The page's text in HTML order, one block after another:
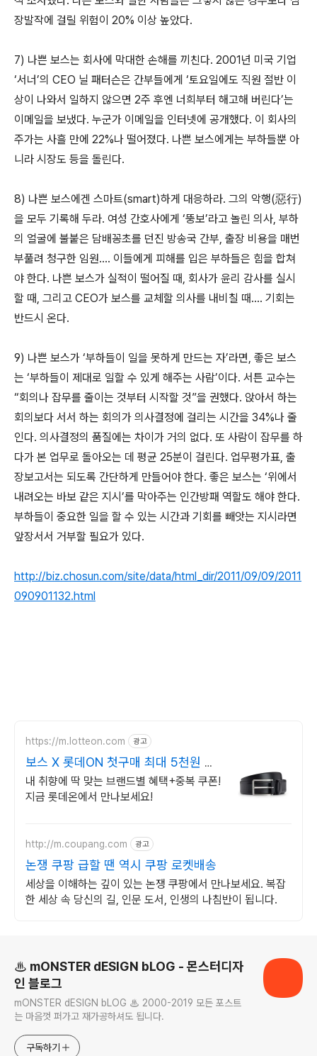
장발작에 걸릴 위험이 20% 이상 높았다.
7) 나쁜 보스는 회사에 막대한 손해를 끼친다. 2001년 미국 기업
‘서너’의 CEO 닐 패터슨은 간부들에게 ‘토요일에도 직원 절반 이
상이 나와서 일하지 않으면 2주 후엔 너희부터 해고해 버린다’는
이메일을 보냈다. 누군가 이메일을 인터넷에 공개했다. 이 회사의
주가는 사흘 만에 22%나 떨어졌다. 나쁜 보스에게는 부하들뿐 아
니라 시장도 등을 돌린다.
8) 나쁜 보스에겐 스마트(smart)하게 대응하라. 그의 악행(惡行)
을 모두 기록해 두라. 여성 간호사에게 ‘뚱보’라고 놀린 의사, 부하
의 얼굴에 불붙은 담배꽁초를 던진 방송국 간부, 출장 비용을 매번
부풀려 청구한 임원…. 이들에게 피해를 입은 부하들은 힘을 합쳐
야 한다. 나쁜 보스가 실적이 떨어질 때, 회사가 윤리 감사를 실시
할 때, 그리고 CEO가 보스를 교체할 의사를 내비칠 때…. 기회는
반드시 온다.
9) 나쁜 보스가 ‘부하들이 일을 못하게 만드는 자’라면, 좋은 보스
는 ‘부하들이 제대로 일할 수 있게 해주는 사람’이다. 서튼 교수는
“회의나 잡무를 줄이는 것부터 시작할 것”을 권했다. 앉아서 하는
회의보다 서서 하는 회의가 의사결정에 걸리는 시간을 34%나 줄
인다. 의사결정의 품질에는 차이가 거의 없다. 또 사람이 잡무를 하
다가 본 업무로 돌아오는 데 평균 25분이 걸린다. 업무평가표, 출
장보고서는 되도록 간단하게 만들어야 한다. 좋은 보스는 ‘위에서
내려오는 바보 같은 지시’를 막아주는 인간방패 역할도 해야 한다.
부하들이 중요한 일을 할 수 있는 시간과 기회를 빼앗는 지시라면
앞장서서 거부할 필요가 있다.
http://biz.chosun.com/site/data/html_dir/2011/09/09/2011
090901132.html
https://m.lotteon.com 광고
보스 X 롯데ON 첫구매 최대 5천원 혜
택!
내 취향에 딱 맞는 브랜드별 혜택+중복 쿠폰!
지금 롯데온에서 만나보세요!
http://m.coupang.com 광고
논쟁 쿠팡 급할 땐 역시 쿠팡 로켓배송
세상을 이해하는 깊이 있는 논쟁 쿠팡에서 만나보세요. 복잡
한 세상 속 당신의 길, 인문 도서, 인생의 나침반이 됩니다.
♨ mONSTER dESIGN bLOG - 몬스터디자
인 블로그
mONSTER dESIGN bLOG ♨ 2000-2019 모든 포스트
는 마음껏 퍼가고 재가공하셔도 됩니다.
구독하기